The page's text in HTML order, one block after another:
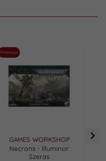
Promocja
GAMES WORKSHOP
Necrons - Illuminor
Szeras